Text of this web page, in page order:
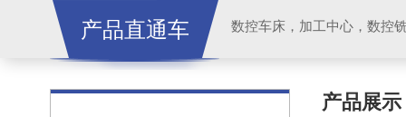
产品直通车
产品展示